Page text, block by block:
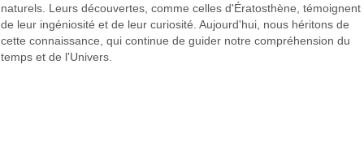
naturels. Leurs découvertes, comme celles d'Ératosthène, témoignent
de leur ingéniosité et de leur curiosité. Aujourd'hui, nous héritons de
cette connaissance, qui continue de guider notre compréhension du
temps et de l'Univers.